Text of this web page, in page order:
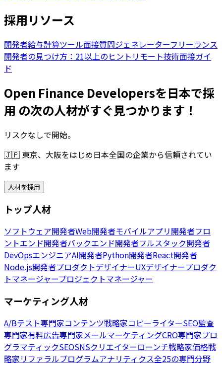
採用リソース
開発者給与計算ツール面接質問ジェネレーターフリーランス
開発者の見つけ方：21以上のヒント リモート技術面接ガイ
ド
Open Finance Developersを日本で採
用 の次の人材がすぐ見つかります！
リスクなしで開始。
🇯🇵 東京、大阪をはじめ日本全国の企業から信頼されてい
ます
人材を採用
トップ人材
ソフトウェア開発者Web開発者モバイルアプリ開発者フロ
ントエンド開発者バックエンド開発者フルスタック開発者
DevOpsエンジニアAI開発者Python開発者React開発者
Node.js開発者プロダクトデザイナーUXデザイナープロダク
トマネージャープロジェクトマネージャー
マーケティング人材
A/Bテスト専門家コンテンツ戦略家コピーライターSEO監査
専門家有料広告専門家メールマーケティングCRO専門家プロ
グラマティックSEOSNSクリエイターローンチ戦略家価格戦
略家リファラルプログラムアナリティクス全25の専門分野